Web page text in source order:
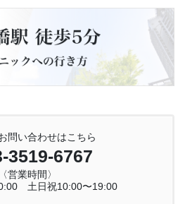
問い合わせはこちら
3519-6767
〈営業時間〉
土日祝10:00〜19:00